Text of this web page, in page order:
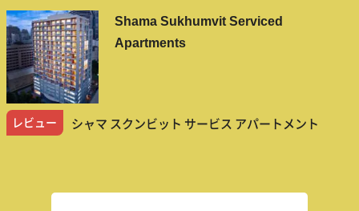
Shama Sukhumvit Serviced
Apartments
レビュー シャマ スクンビット サービス アパートメント